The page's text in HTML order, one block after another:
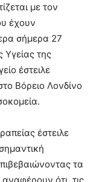
με τον
έχουν
σήμερα 27
Υγείας της
έστειλε
Βόρειο Λονδίνο
έστειλε
τα